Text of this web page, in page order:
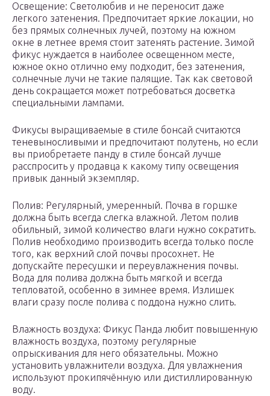
Освещение: Светолюбив и не переносит даже
легкого затенения. Предпочитает яркие локации, но
без прямых солнечных лучей, поэтому на южном
окне в летнее время стоит затенять растение. Зимой
фикус нуждается в наиболее освещенном месте,
южное окно отлично ему подходит, без затенения,
солнечные лучи не такие палящие. Так как световой
день сокращается может потребоваться досветка
специальными лампами.
Фикусы выращиваемые в стиле бонсай считаются
теневыносливыми и предпочитают полутень, но если
вы приобретаете панду в стиле бонсай лучше
расспросить у продавца к какому типу освещения
привык данный экземпляр.
Полив: Регулярный, умеренный. Почва в горшке
должна быть всегда слегка влажной. Летом полив
обильный, зимой количество влаги нужно сократить.
Полив необходимо производить всегда только после
того, как верхний слой почвы просохнет. Не
допускайте пересушки и переувлажнения почвы.
Вода для полива должна быть мягкой и всегда
тепловатой, особенно в зимнее время. Излишек
влаги сразу после полива с поддона нужно слить.
Влажность воздуха: Фикус Панда любит повышенную
влажность воздуха, поэтому регулярные
опрыскивания для него обязательны. Можно
установить увлажнители воздуха. Для увлажнения
используют прокипячённую или дистиллированную
воду.